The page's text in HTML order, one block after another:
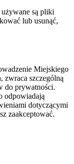
używane są pliki
lub usunąć,
Miejskiego
zwraca szczególną
do prywatności.
odpowiadają
dotyczącymi
zaakceptować.